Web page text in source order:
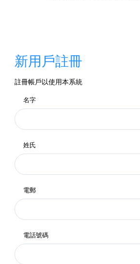
新用戶註冊
註冊帳戶以使用本系統
名字
姓氏
電郵
電話號碼